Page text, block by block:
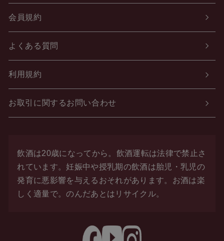
会員規約
よくある質問
利用規約
お取引に関するお問い合わせ
飲酒は20歳になってから。飲酒運転は法律で禁止さ
れています。妊娠中や授乳期の飲酒は胎児・乳児の
発育に悪影響を与えるおそれがあります。お酒は楽
しく適量で。のんだあとはリサイクル。